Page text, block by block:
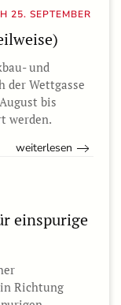
25. SEPTEMBER
und
der Wettgasse
bis
werden.
weiterlesen
einspurige
in Richtung